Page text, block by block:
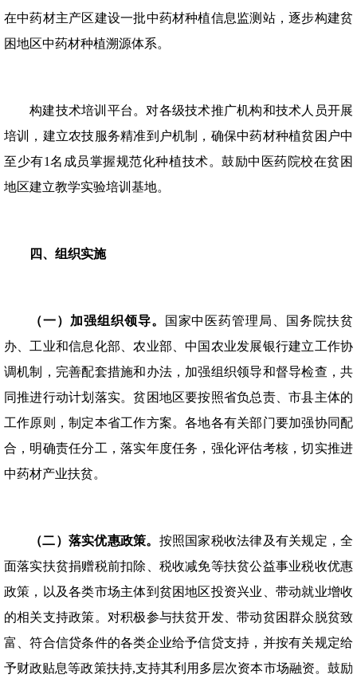
在中药材主产区建设一批中药材种植信息监测站，逐步构建贫
困地区中药材种植溯源体系。
构建技术培训平台。对各级技术推广机构和技术人员开展
培训，建立农技服务精准到户机制，确保中药材种植贫困户中
至少有1名成员掌握规范化种植技术。鼓励中医药院校在贫困
地区建立教学实验培训基地。
四、组织实施
（一）加强组织领导。
国家中医药管理局、国务院扶贫
办、工业和信息化部、农业部、中国农业发展银行建立工作协
调机制，完善配套措施和办法，加强组织领导和督导检查，共
同推进行动计划落实。贫困地区要按照省负总责、市县主体的
工作原则，制定本省工作方案。各地各有关部门要加强协同配
合，明确责任分工，落实年度任务，强化评估考核，切实推进
中药材产业扶贫。
（二）落实优惠政策。 按照国家税收法律及有关规定，全
面落实扶贫捐赠税前扣除、税收减免等扶贫公益事业税收优惠
政策，以及各类市场主体到贫困地区投资兴业、带动就业增收
的相关支持政策。对积极参与扶贫开发、带动贫困群众脱贫致
富、符合信贷条件的各类企业给予信贷支持，并按有关规定给
予财政贴息等政策扶持,支持其利用多层次资本市场融资。鼓励